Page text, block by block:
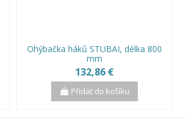
Ohýbačka háků STUBAI, délka 800
mm
132,86 €
Přidat do košíku